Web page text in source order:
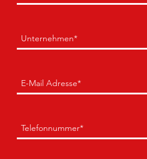
Unternehmen (Erforderlich)
E-
Mail(Erforderlich)
Telefon (Erforderlich)